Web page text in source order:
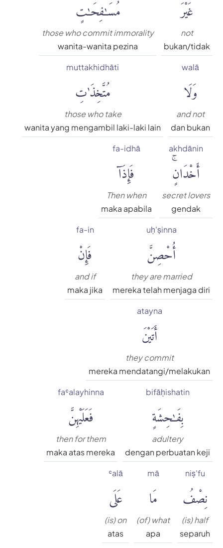
غَيْرَ
not
bukan/tidak
مُسَٰفِحَٰتٍ
those who commit immorality
wanita-wanita pezina
walā
وَلَا
and not
dan bukan
muttakhidhāti
مُتَّخِذَٰتِ
those who take
wanita yang mengambil laki-laki lain
akhdānin
أَخْدَانٍۚ
secret lovers
gendak
fa-idhā
فَإِذَآ
Then when
maka apabila
uḥ'ṣinna
أُحْصِنَّ
they are married
mereka telah menjaga diri
fa-in
فَإِنْ
and if
maka jika
atayna
أَتَيْنَ
they commit
mereka mendatangi/melakukan
bifāḥishatin
بِفَٰحِشَةٍ
adultery
dengan perbuatan keji
faʿalayhinna
فَعَلَيْهِنَّ
then for them
maka atas mereka
niṣ'fu
نِصْفُ
(is) half
separuh
mā
مَا
(of) what
apa
ʿalā
عَلَى
(is) on
atas